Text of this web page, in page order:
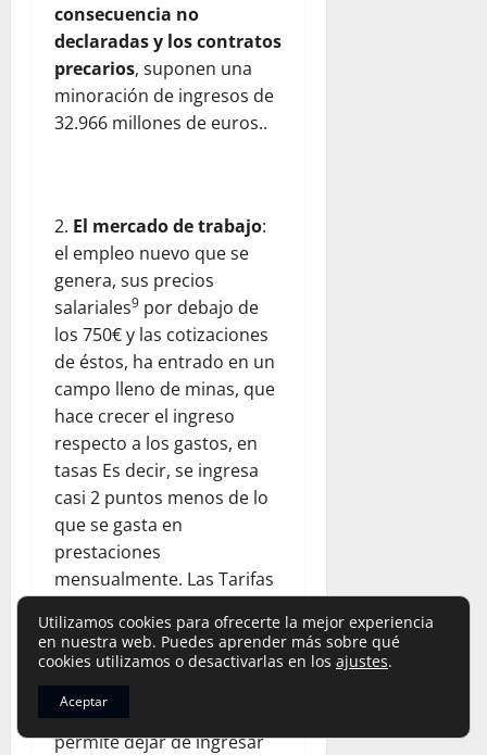
consecuencia no
declaradas y los contratos
precarios, suponen una
minoración de ingresos de
32.966 millones de euros..
El mercado de trabajo:
el empleo nuevo que se
genera, sus precios
salariales9 por debajo de
los 750€ y las cotizaciones
de éstos, ha entrado en un
campo lleno de minas, que
hace crecer el ingreso
respecto a los gastos, en
tasas Es decir, se ingresa
casi 2 puntos menos de lo
que se gasta en
prestaciones
mensualmente. Las Tarifas
cotización empresarial
(exención de cotizar hasta
los 500€), además de las
bonificaciones al empleo,
permite dejar de ingresar
Utilizamos cookies para ofrecerte la mejor experiencia
en nuestra web. Puedes aprender más sobre qué
cookies utilizamos o desactivarlas en los ajustes.
Aceptar